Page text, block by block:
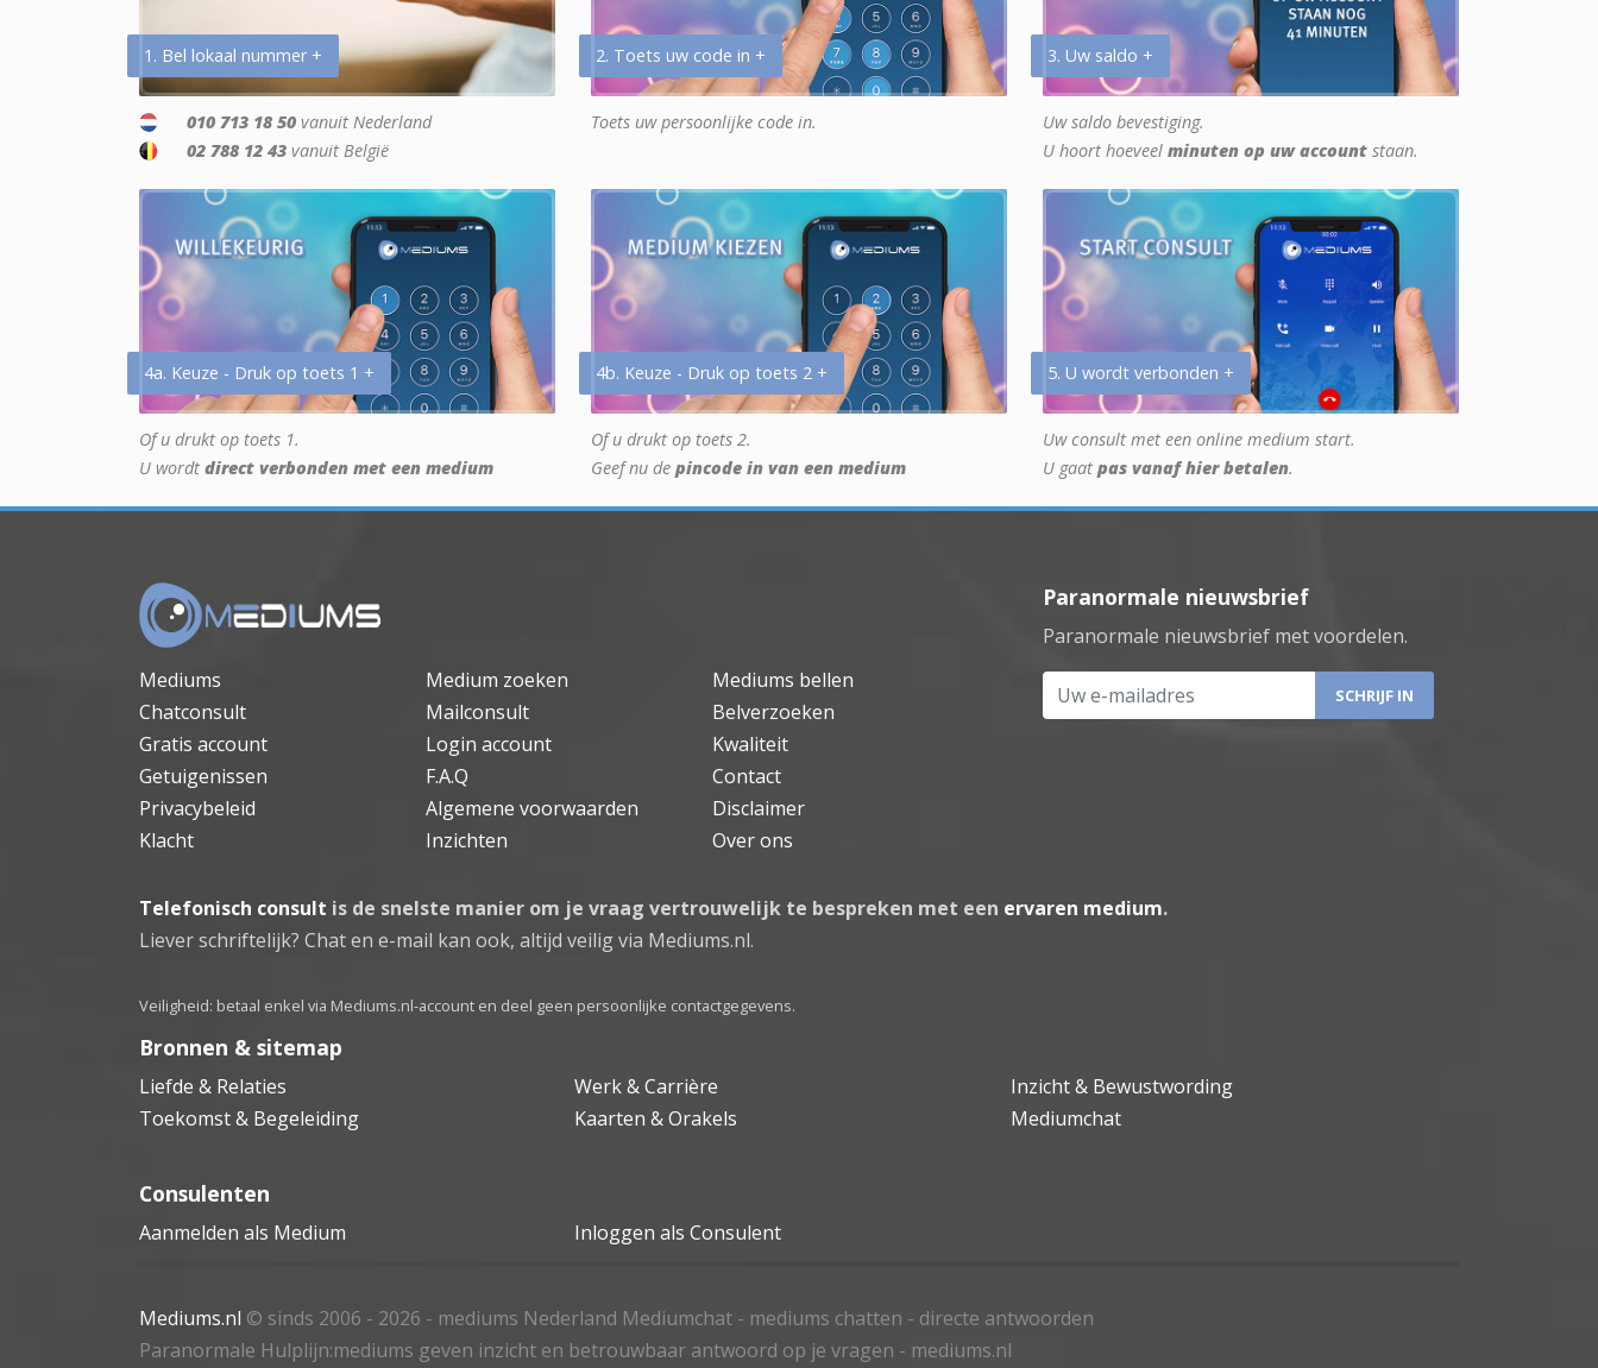
1. Bel lokaal nummer +
010 713 18 50 vanuit Nederland
02 788 12 43 vanuit België
2. Toets uw code in +
Toets uw persoonlijke code in.
3. Uw saldo +
Uw saldo bevestiging.
U hoort hoeveel minuten op uw account staan.
4a. Keuze - Druk op toets 1 +
Of u drukt op toets 1.
U wordt direct verbonden met een medium
4b. Keuze - Druk op toets 2 +
Of u drukt op toets 2.
Geef nu de pincode in van een medium
5. U wordt verbonden +
Uw consult met een online medium start.
U gaat pas vanaf hier betalen.
Mediums Medium zoeken
Mediums bellen
Chatconsult
Mailconsult
Belverzoeken
Gratis account
Login account
Kwaliteit
Getuigenissen
F.A.Q
Contact
Privacybeleid
Algemene voorwaarden
Disclaimer
Klacht
Inzichten Over ons
Paranormale nieuwsbrief
Paranormale nieuwsbrief met voordelen.
Uw e-mailadres
Telefonisch consult is de snelste manier om je vraag vertrouwelijk te bespreken met een ervaren medium.
Liever schriftelijk? Chat en e-mail kan ook, altijd veilig via Mediums.nl.
Veiligheid: betaal enkel via Mediums.nl-account en deel geen persoonlijke contactgegevens.
Bronnen & sitemap
Liefde & Relaties Werk & Carrière
Inzicht & Bewustwording
Toekomst & Begeleiding
Kaarten & Orakels Mediumchat
Consulenten
Aanmelden als Medium Inloggen als Consulent
Mediums.nl © sinds 2006 - 2026 - mediums Nederland Mediumchat - mediums chatten - directe antwoorden
Paranormale Hulplijn:mediums geven inzicht en betrouwbaar antwoord op je vragen - mediums.nl